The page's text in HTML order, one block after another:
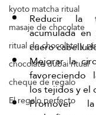
kyoto matcha ritual
masaje de chocolate
ritual de chocolate y
chocolate dubai ritual
cheque de regalo
El regalo perfecto
Reducir la
acumulada
cuero
Mejorar la
favoreciendo
los tejidos y el
Promover